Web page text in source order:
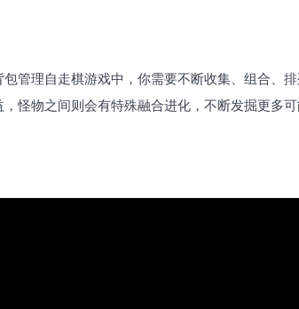
管理自走棋游戏中，你需要不断收集、组合、
怪物之间则会有特殊融合进化，不断发掘更多